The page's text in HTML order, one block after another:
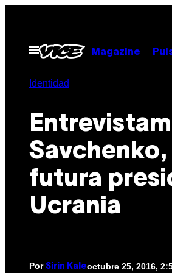
contenido
Abrir
Menú
Magazine
Identidad
futura
Ucrania
Por Sirin Kaleoctubre 25, 2016,